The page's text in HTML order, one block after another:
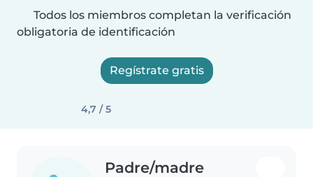
Todos los miembros completan la verificación
obligatoria de identificación
Regístrate gratis
4,7 / 5
Padre/madre